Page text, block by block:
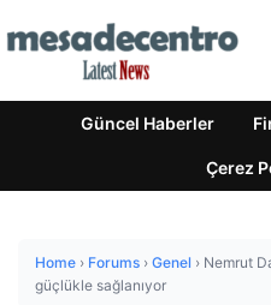
Güncel Haberler
Çerez
Home › Forums › Genel › Nemrut
güçlükle sağlanıyor